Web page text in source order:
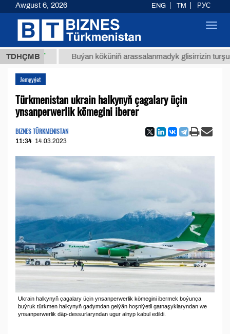
TDHÇMB
ТМТ Buýan köküniň arassalanmadyk glisirrizin turşusy (t.)
Jemgyýet
Türkmenistan ukrain halkynyň çagalary üçin
ynsanperwerlik kömegini iberer
BIZNES TÜRKMENISTAN
11:34 14.03.2023
Ukrain halkynyň çagalary üçin ynsanperwerlik kömegini ibermek boýunça
buýruk türkmen halkynyň gadymdan gelýän hoşniýetli gatnaşyklaryndan we
ynsanperwerlik däp-dessurlaryndan ugur alnyp kabul edildi.
Awgust 6, 2026 ENG TM РУС